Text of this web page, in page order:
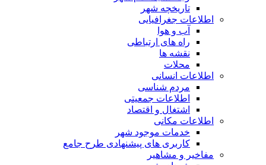
تاریخچه شهر
اطلاعات جغرافیایی
آب و هوا
راه های ارتباطی
نقشه ها
محلات
اطلاعات انسانی
مردم شناسی
اطلاعات جمعیتی
اشتغال و اقتصاد
اطلاعات مکانی
خدمات موجود شهر
کاربری های پیشنهادی طرح جامع
مفاخیر و مشاهیر